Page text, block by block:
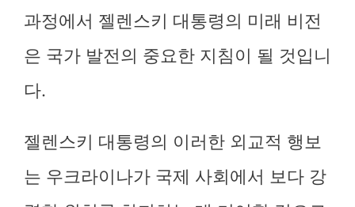
과정에서 젤렌스키 대통령의 미래 비전
은 국가 발전의 중요한 지침이 될 것입니
다.
젤렌스키 대통령의 이러한 외교적 행보
는 우크라이나가 국제 사회에서 보다 강